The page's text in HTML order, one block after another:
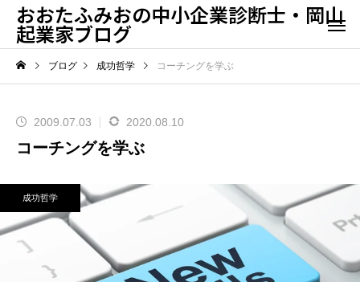
おおたふみおの中小企業診断士・岡山
起業家ブログ
ブログ 成功哲学 コーチングを学ぶ
2009.07.03 2020.08.10
コーチングを学ぶ
成功哲学